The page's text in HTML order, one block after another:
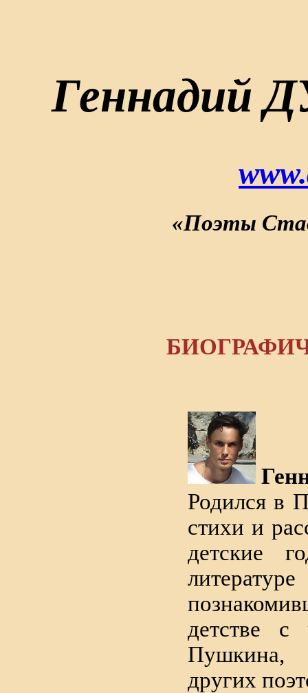
Геннадий
«Поэты
Родился в
стихи и
детские
детстве
других